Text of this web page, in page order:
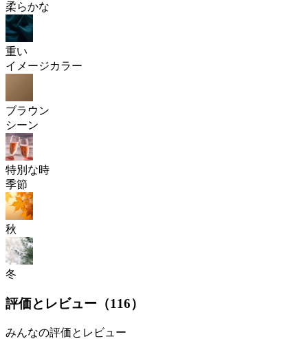
柔らかな
重い
イメージカラー
ブラウン
シーン
特別な時
季節
秋
冬
評価とレビュー（116）
みんなの評価とレビュー